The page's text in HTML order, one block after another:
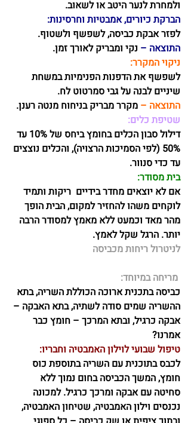
ולמחרת לנער היטב או לשאוב.
הברקת כיורים, אמבטיות וחרסינות:
לפזר אבקת כביסה, לשפשף ולשטוף.
התוצאה – נקי ומבריק לאורך זמן.
ניקוי המקרר:
לשפשף את הדפנות הפנימיות במשחת
שיניים לבנה על גבי סמרטוט לח.
התוצאה – מקרר מבריק בניחוח מנטה רענן.
שטיפת כלים:
דילול סבון הכלים בחומץ ביחס של 10% עד
50% (לפי הסמיכות הרצויה), והכלים נוצצים
עד כדי סנוור.
בית מסודר:
אם לא יוצאים מחדר בידיים  ריקות ותמיד
לוקחים משהו להחזיר למקום, הבית הופך
מהר מאד וכמעט ללא מאמץ למסודר הרבה
יותר. הרגל שקל לאמץ.
לניטרול ריחות מכביסה
כביסה בתכנית ארוכה הכוללת השריה, בתא
ההשריה שמים סודה לשתיה, בתא האבקה –
אבקה כרגיל, ובתא המרכך – חומץ כבר
אמרנו?
טיפול שבועי לוילון האמבטיה וחבריו:
לכבס בתוכנית עם השריה בתוספת כוס
חומץ, המשך הכביסה בחום נמוך ללא
סחיטה עם אבקה ומרכך כרגיל. למכונה
נכנסים וילון האמבטיה, שטיחון האמבטיה,